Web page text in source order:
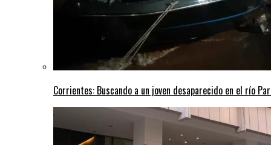
Corrientes: Buscando a un joven desaparecido en el río